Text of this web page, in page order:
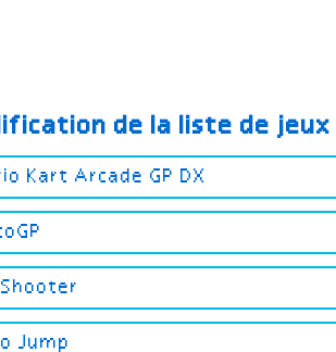
de la liste de jeux